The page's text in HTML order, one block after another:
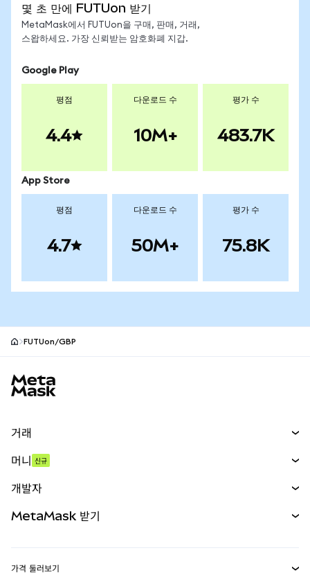
몇 초 만에 FUTUon 받기
MetaMask에서 FUTUon을 구매, 판매, 거래,
스왑하세요. 가장 신뢰받는 암호화폐 지갑.
Google Play
평점
4.4
다운로드 수
10M+
평가 수
483.7K
App Store
평점
4.7
다운로드 수
50M+
평가 수
75.8K
FUTUon/GBP
거래
무기한 선물
실물자산
머니 신규
개발자
MetaMask 받기
가격 둘러보기